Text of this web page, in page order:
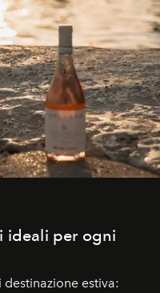
ideali per ogni
estiva: